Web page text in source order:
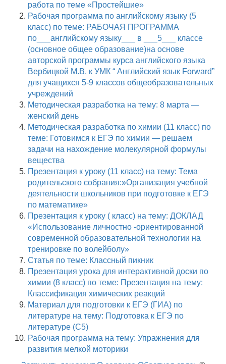
работа по теме «Простейшие»
Рабочая программа по английскому языку (5
класс) по теме: РАБОЧАЯ ПРОГРАММА
по___английскому языку___ в ___5___ классе
(основное общее образование)на основе
авторской программы курса английского языка
Вербицкой М.В. к УМК “ Английский язык Forward”
для учащихся 5-9 классов общеобразовательных
учреждений
Методическая разработка на тему: 8 марта —
женский день
Методическая разработка по химии (11 класс) по
теме: Готовимся к ЕГЭ по химии — решаем
задачи на нахождение молекулярной формулы
вещества
Презентация к уроку (11 класс) на тему: Тема
родительского собрания:»Организация учебной
деятельности школьников при подготовке к ЕГЭ
по математике»
Презентация к уроку ( класс) на тему: ДОКЛАД
«Использование личностно -ориентированной
современной образовательной технологии на
тренировке по волейболу»
Статья по теме: Классный пикник
Презентация урока для интерактивной доски по
химии (8 класс) по теме: Презентация на тему:
Классификация химических реакций
Материал для подготовки к ЕГЭ (ГИА) по
литературе на тему: Подготовка к ЕГЭ по
литературе (С5)
Рабочая программа на тему: Упражнения для
развития мелкой моторики